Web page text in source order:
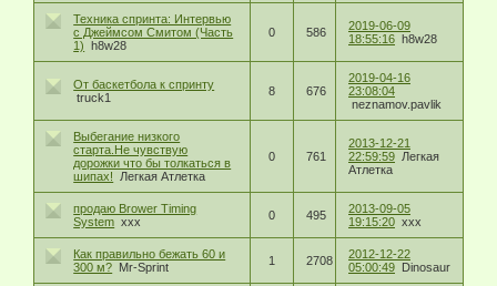
Техника спринта: Интервью
с Джеймсом Смитом (Часть
1)
h8w28
0 586
2019-06-09
18:55:16 h8w28
От баскетбола к спринту
truck1
8 676
2019-04-16
23:08:04
neznamov.pavlik
Выбегание низкого
старта.Не чувствую
дорожки что бы толкаться в
шипах!
Легкая Атлетка
0 761
2013-12-21
22:59:59 Легкая
Атлетка
продаю Brower Timing
System xxx 0 495
2013-09-05
19:15:20 xxx
Как правильно бежать 60 и
300 м? Mr-Sprint 1 2708
2012-12-22
05:00:49 Dinosaur